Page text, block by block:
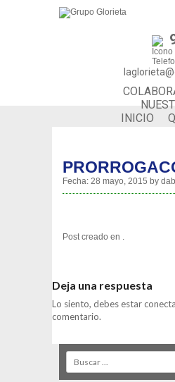
INICIO
Fecha: 28 mayo, 2015 by
Post creado en .
Deja una respuesta
Lo siento, debes estar
comentario.